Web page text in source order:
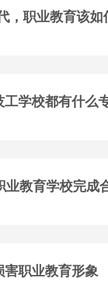
，职业教育该如
学校都有什么
业教育学校完成
害职业教育形象